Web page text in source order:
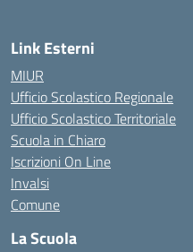
Link Esterni
MIUR
Ufficio Scolastico Regionale
Ufficio Scolastico Territoriale
Scuola in Chiaro
Iscrizioni On Line
Invalsi
Comune
La Scuola